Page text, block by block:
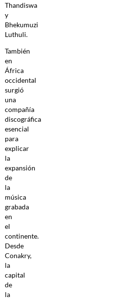
Thandiswa
y
Bhekumuzi
Luthuli.
También
en
África
occidental
surgió
una
compañía
discográfica
esencial
para
explicar
la
expansión
de
la
música
grabada
en
el
continente.
Desde
Conakry,
la
capital
de
la